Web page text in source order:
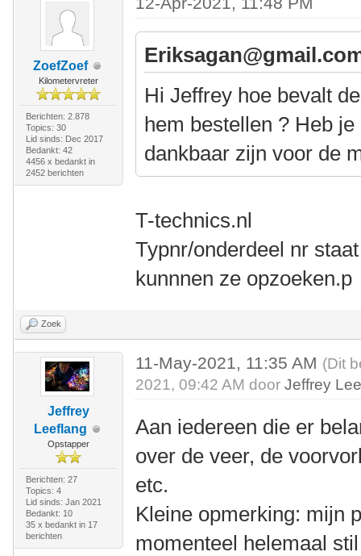
ZoefZoef
Kilometervreter
Berichten: 2.878
Topics: 30
Lid sinds: Dec 2017
Bedankt: 42
4456 x bedankt in
2452 berichten
Hi Jeffrey hoe bevalt
hem bestellen ? Heb
dankbaar zijn voor de
T-technics.nl
Typnr/onderdeel nr
kunnnen ze opzoeken.p
Zoek
Jeffrey
Leeflang
Opstapper
Berichten: 27
Topics: 4
Lid sinds: Jan 2021
Bedankt: 10
35 x bedankt in 17
berichten
11-May-2021, 11:35 AM (Dit
2021, 09:42 AM doorJeffrey
Aan iedereen die er
over de veer, de
etc.
Kleine opmerking: mijn
momenteel helemaal